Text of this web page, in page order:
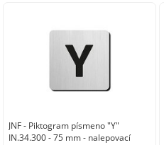
JNF - Piktogram písmeno "Y"
IN.34.300 - 75 mm - nalepovací